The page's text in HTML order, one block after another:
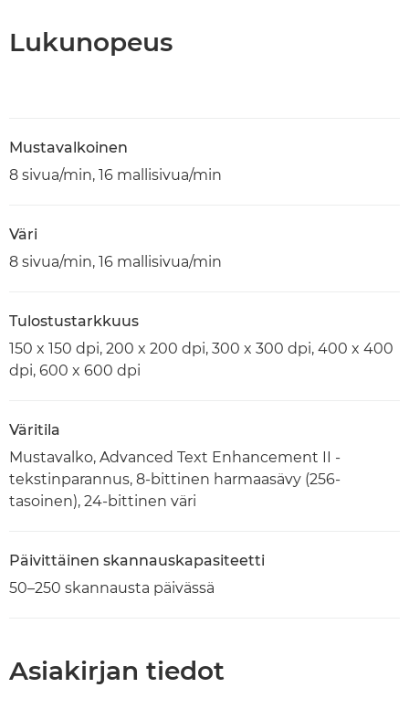
Lukunopeus
Mustavalkoinen
8 sivua/min, 16 mallisivua/min
Väri
8 sivua/min, 16 mallisivua/min
Tulostustarkkuus
150 x 150 dpi, 200 x 200 dpi, 300 x 300 dpi, 400 x 400
dpi, 600 x 600 dpi
Väritila
Mustavalko, Advanced Text Enhancement II -
tekstinparannus, 8-bittinen harmaasävy (256-
tasoinen), 24-bittinen väri
Päivittäinen skannauskapasiteetti
50–250 skannausta päivässä
Asiakirjan tiedot